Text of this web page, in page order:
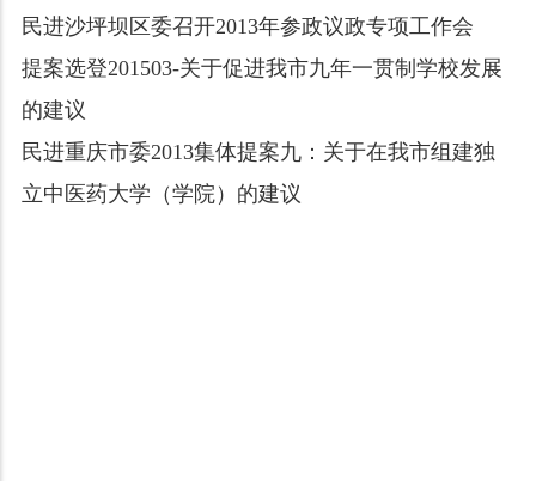
民进沙坪坝区委召开2013年参政议政专项工作会
提案选登201503-关于促进我市九年一贯制学校发展
的建议
民进重庆市委2013集体提案九：关于在我市组建独
立中医药大学（学院）的建议